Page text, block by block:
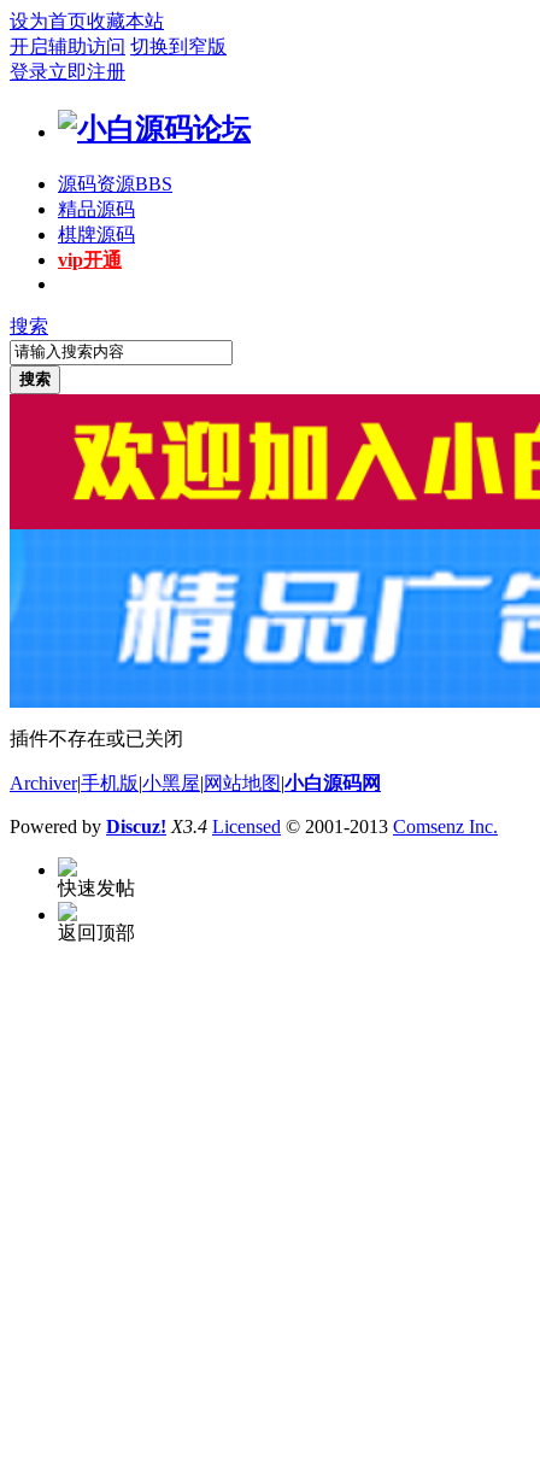
设为首页收藏本站
开启辅助访问 切换到窄版
登录立即注册
源码资源BBS
精品源码
棋牌源码
vip开通
搜索
搜索
插件不存在或已关闭
Archiver|手机版 小黑屋 网站地图 小白源码网
Powered by Discuz! X3.4 Licensed © 2001-2013 Comsenz Inc.
快速发帖
返回顶部